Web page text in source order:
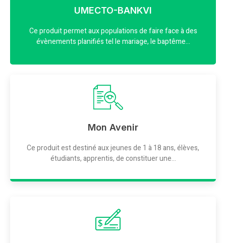
UMECTO-BANKVI
Ce produit permet aux populations de faire face à des
évènements planifiés tel le mariage, le baptême...
Mon Avenir
Ce produit est destiné aux jeunes de 1 à 18 ans, élèves,
étudiants, apprentis, de constituer une...